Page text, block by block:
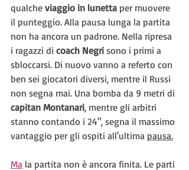
qualche viaggio in lunetta per muovere
il punteggio. Alla pausa lunga la partita
non ha ancora un padrone. Nella ripresa
i ragazzi di coach Negri sono i primi a
sbloccarsi. Di nuovo vanno a referto con
ben sei giocatori diversi, mentre il Russi
non segna mai. Una bomba da 9 metri di
capitan Montanari, mentre gli arbitri
stanno contando i 24", segna il massimo
vantaggio per gli ospiti all'ultima pausa.
Ma la partita non è ancora finita. Le parti